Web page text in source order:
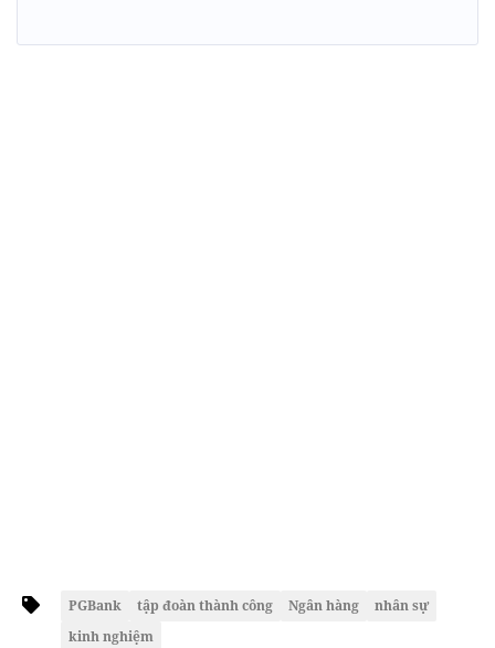
PGBank tập đoàn thành công Ngân hàng
nhân sự
kinh nghiệm